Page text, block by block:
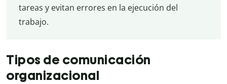
tareas y evitan errores en la ejecución del
trabajo.
Tipos de comunicación
organizacional